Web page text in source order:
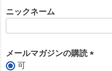
)
ニックネーム
メールマガジンの購読
可